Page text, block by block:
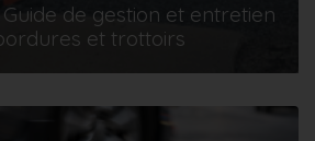
de gestion et entretien
et trottoirs